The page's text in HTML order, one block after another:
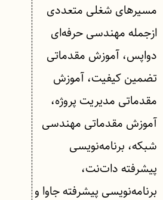
مسیرهای شغلی متعددی
ازجمله مهندسی حرفه‌ای
دواپس، آموزش مقدماتی
تضمین کیفیت، آموزش
مقدماتی مدیریت پروژه،
آموزش مقدماتی مهندسی
شبکه، برنامه‌نویسی
پیشرفته دات‌نت،
برنامه‌نویسی پیشرفته جاوا و